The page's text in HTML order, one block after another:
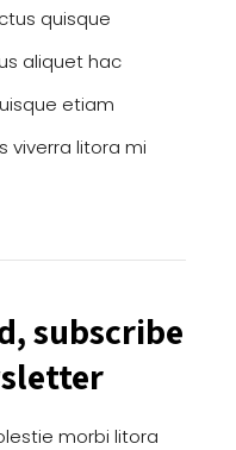
quisque
aliquet hac
etiam
viverra litora mi
subscribe
morbi litora